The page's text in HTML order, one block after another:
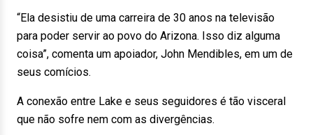
“Ela desistiu de uma carreira de 30 anos na televisão
para poder servir ao povo do Arizona. Isso diz alguma
coisa”, comenta um apoiador, John Mendibles, em um de
seus comícios.
A conexão entre Lake e seus seguidores é tão visceral
que não sofre nem com as divergências.